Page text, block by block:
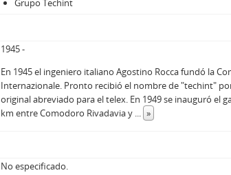
Grupo Techint
1945 -
En 1945 el ingeniero italiano Agostino Rocca fundó la
Internazionale. Pronto recibió el nombre de "techint"
original abreviado para el telex. En 1949 se inauguró el
km entre Comodoro Rivadavia y ... »
No especificado.